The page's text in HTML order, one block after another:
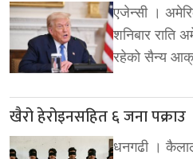
एजेन्सी ।
शनिबार राति
रहेको सैन्य
खैरो हेरोइनसहित ६ जना पक्राउ
धनगढी ।